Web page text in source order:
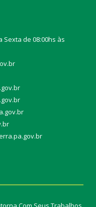
de 08:00hs às
r